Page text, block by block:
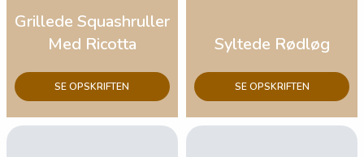
Grillede Squashruller
Med Ricotta
SE OPSKRIFTEN
Syltede Rødløg
SE OPSKRIFTEN